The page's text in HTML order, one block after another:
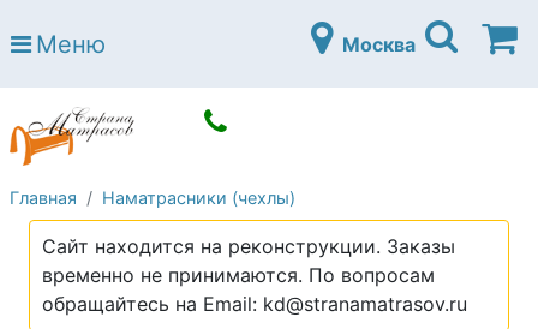
Страна матрасов
Open submenu (Матрасы)
Open submenu (Кровати)
Кровати
Open submenu (Аксессуары)
Open submenu (Диваны)
Диваны
Open submenu (Постельное белье)
Постельное белье
Open submenu (Мебель)
Мебель
Меню Москва
Главная Наматрасники (чехлы)
Сайт находится на реконструкции. Заказы
временно не принимаются. По вопросам
обращайтесь на Email: kd@stranamatrasov.ru